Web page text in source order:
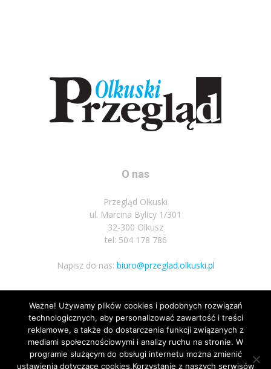
O nas
Przegląd Olkuski
ul. Marcina Bylicy 1/301
32-300 Olkusz
tel: 504 178 786
Napisz do nas: biuro@przeglad.olkuski.pl
Podążaj za nami
Ważne! Używamy plików cookies i podobnych rozwiązań
technologicznych, aby personalizować zawartość i treści
reklamowe, a także do dostarczenia funkcji związanych z
mediami społecznościowymi i analizy ruchu na stronie. W
programie służącym do obsługi internetu można zmienić
ustawienia dotyczące cookies.Korzystanie z naszych serwisów